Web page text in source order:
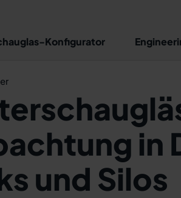
Konfigurator
in
und Silos